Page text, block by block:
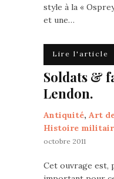
style à la «
et une…
Lire l'article
Soldats &
Lendon.
Antiquité, Art
Histoire
octobre 2011
Cet ouvrage est,